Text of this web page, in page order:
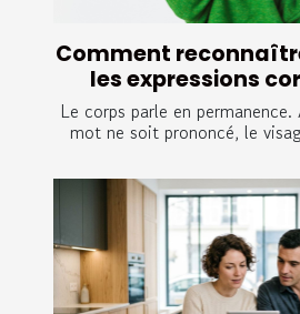
Comment
les expressions
Le corps parle en
mot ne soit prononcé, le